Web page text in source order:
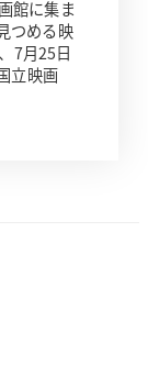
館に集ま
つめる映
7月25日
立映画